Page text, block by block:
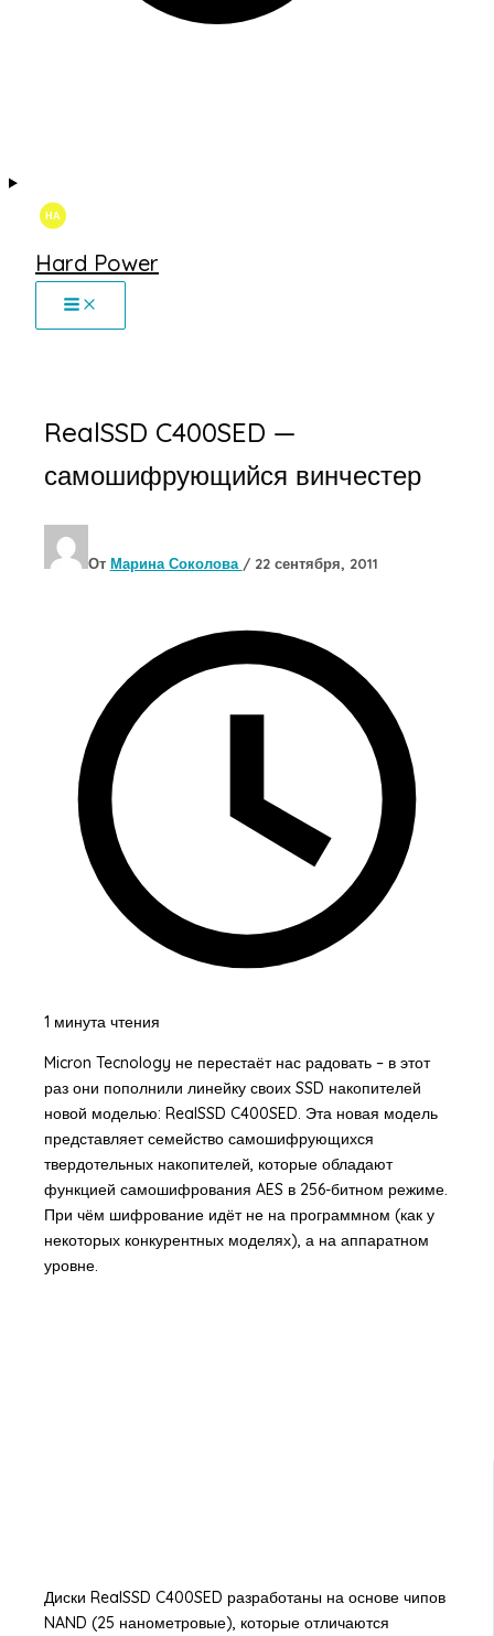
Hard Power
RealSSD C400SED —
самошифрующийся винчестер
От Марина Соколова / 22 сентября, 2011
1 минута чтения
Micron Tecnology не перестаёт нас радовать – в этот
раз они пополнили линейку своих SSD накопителей
новой моделью: RealSSD C400SED. Эта новая модель
представляет семейство самошифрующихся
твердотельных накопителей, которые обладают
функцией самошифрования AES в 256-битном режиме.
При чём шифрование идёт не на программном (как у
некоторых конкурентных моделях), а на аппаратном
уровне.
Диски RealSSD C400SED разработаны на основе чипов
NAND (25 нанометровые), которые отличаются